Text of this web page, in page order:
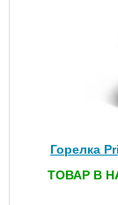
Горелка
ТОВАР В